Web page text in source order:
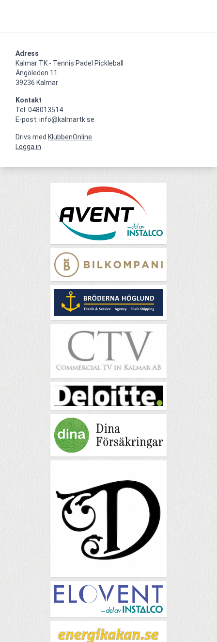
Adress
Kalmar TK - Tennis Padel Pickleball
Ängöleden 11
39236 Kalmar
Kontakt
Tel: 048013514
E-post: info@kalmartk.se
Drivs med KlubbenOnline
Logga in